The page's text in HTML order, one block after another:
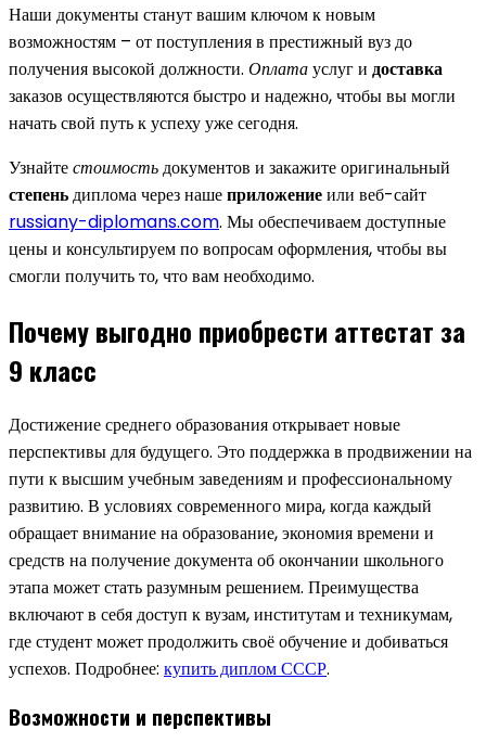
Наши документы станут вашим ключом к новым
возможностям – от поступления в престижный вуз до
получения высокой должности. Оплатауслуг и доставка
заказов осуществляются быстро и надежно, чтобы вы могли
начать свой путь к успеху уже сегодня.
Узнайтестоимостьдокументов и закажите оригинальный
степеньдиплома через нашеприложениеили веб-сайт
russiany-diplomans.com. Мы обеспечиваем доступные
цены и консультируем по вопросам оформления, чтобы вы
смогли получить то, что вам необходимо.
Почему выгодно приобрести аттестат за
9 класс
Достижение среднего образования открывает новые
перспективы для будущего. Это поддержка в продвижении на
пути к высшим учебным заведениям и профессиональному
развитию. В условиях современного мира, когда каждый
обращает внимание на образование, экономия времени и
средств на получение документа об окончании школьного
этапа может стать разумным решением. Преимущества
включают в себя доступ к вузам, институтам и техникумам,
где студент может продолжить своё обучение и добиваться
успехов. Подробнее: купить диплом СССР.
Возможности и перспективы